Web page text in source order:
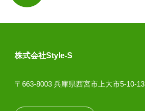
株式会社Style-S
〒663-8003 兵庫県西宮市上大市5-10-13